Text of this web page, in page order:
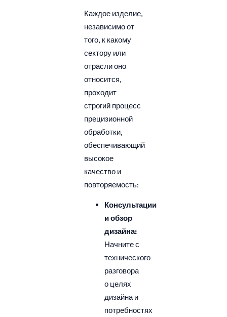
Каждое изделие,
независимо от
того, к какому
сектору или
отрасли оно
относится,
проходит
строгий процесс
прецизионной
обработки,
обеспечивающий
высокое
качество и
повторяемость:
Консультации
и обзор
дизайна:
Начните с
технического
разговора
о целях
дизайна и
потребностях